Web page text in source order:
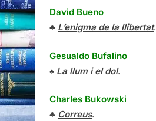
David Bueno
♣ L’enigma de la llibertat.
Gesualdo Bufalino
♠ La llum i el dol.
Charles Bukowski
♣ Correus.